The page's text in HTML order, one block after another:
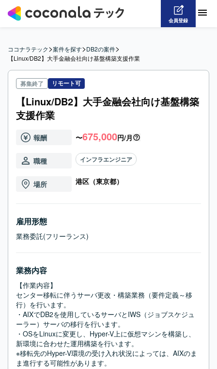
会員登録
ココナラテック>案件を探す>DB2の案件>
【Linux/DB2】大手金融会社向け基盤構築支援作業
募集終了 リモート可
【Linux/DB2】大手金融会社向け基盤構築
支援作業
報酬 〜675,000円/月
職種 インフラエンジニア
場所 港区（東京都）
雇用形態
業務委託(フリーランス)
業務内容
【作業内容】
センター移転に伴うサーバ更改・構築業務（要件定義～移
行）を行います。
・AIXでDB2を使用しているサーバとIWS（ジョブスケジュ
ーラー）サーバの移行を行います。
・OSをLinuxに変更し、Hyper-V上に仮想マシンを構築し、
新環境に合わせた運用構築を行います。
※移転先のHyper-V環境の受け入れ状況によっては、AIXのま
ま進行する可能性があります。